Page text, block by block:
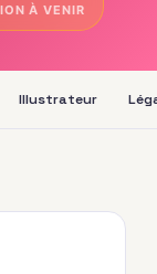
À VENIR
Illustrateur